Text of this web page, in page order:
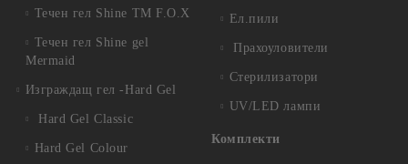
Течен гел Shine TM F.O.X
Течен гел Shine gel
Mermaid
Изграждащ гел -Hard Gel
Hard Gel Classic
Hard Gel Colour
Ел.пили
Прахоуловители
Стерилизатори
UV/LED лампи
Комплекти